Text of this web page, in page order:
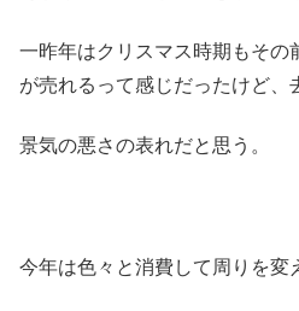
一昨年はクリスマス時期もその
が売れるって感じだったけど、
景気の悪さの表れだと思う。
今年は色々と消費して周りを変